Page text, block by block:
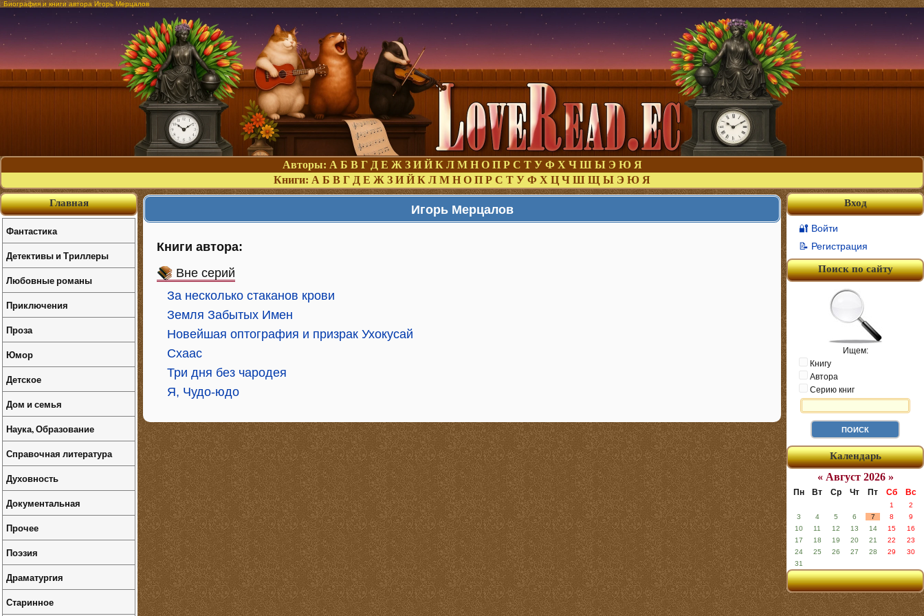
Биография и книги автора Игорь Мерцалов
Авторы: А Б В Г Д Е Ж З И Й К Л М Н О П Р С Т У Ф Х Ч Ш Ы Э Ю Я
Книги: А Б В Г Д Е Ж З И Й К Л М Н О П Р С Т У Ф Х Ц Ч Ш Щ Ы Э Ю Я
Игорь Мерцалов
Книги автора:
Вне серий
За несколько стаканов крови
Земля Забытых Имен
Новейшая оптография и призрак Ухокусай
Схаас
Три дня без чародея
Я, Чудо-юдо
Вход
🔐 Войти
📝 Регистрация
Поиск по сайту
Ищем:
Книгу
Автора
Серию книг
Календарь
« Август 2026 »
Пн Вт Ср Чт Пт Сб Вс
1
2
3
4 5 6 7 8
9
10
11 12 13 14 15
16
17
18 19 20 21 22
23
24
25 26 27 28 29
30
31
Главная
Фантастика
Детективы и Триллеры
Любовные романы
Приключения
Проза
Юмор
Детское
Дом и семья
Наука, Образование
Справочная литература
Духовность
Документальная
Прочее
Поэзия
Драматургия
Старинное